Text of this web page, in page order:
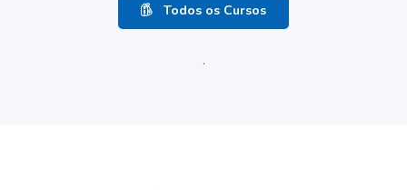
Todos os Cursos
.